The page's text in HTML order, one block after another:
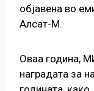
објавена во
Алсат-М.
Оваа година,
наградата за